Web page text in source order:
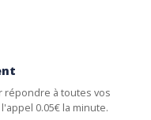
répondre à toutes vos
0.05€ la minute.